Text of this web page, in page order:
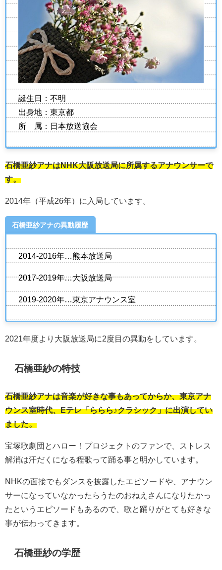
誕生日：不明
出身地：東京都
所 属：日本放送協会
石橋亜紗アナはNHK大阪放送局に所属するアナウンサーで
す。
2014年（平成26年）に入局しています。
石橋亜紗アナの異動履歴
2014-2016年…熊本放送局
2017-2019年…大阪放送局
2019-2020年…東京アナウンス室
2021年度より大阪放送局に2度目の異動をしています。
石橋亜紗の特技
石橋亜紗アナは音楽が好きな事もあってからか、東京アナ
ウンス室時代、Eテレ「ららら♪クラシック」に出演してい
ました。
宝塚歌劇団とハロー！プロジェクトのファンで、ストレス
解消は汗だくになる程歌って踊る事と明かしています。
NHKの面接でもダンスを披露したエピソードや、アナウン
サーになっていなかったらうたのおねえさんになりたかっ
たというエピソードもあるので、歌と踊りがとても好きな
事が伝わってきます。
石橋亜紗の学歴